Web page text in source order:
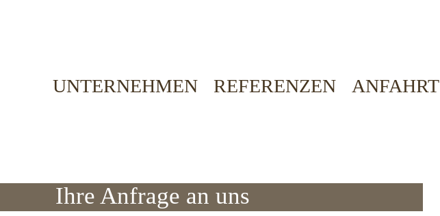
UNTERNEHMEN REFERENZEN ANFAHRT
Ihre Anfrage an uns